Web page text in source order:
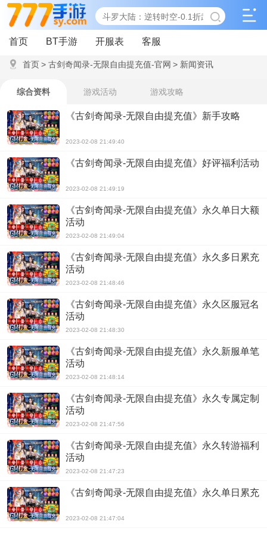
首页 BT手游 开服表 客服
首页> 古剑奇闻录-无限自由提充值-官网 > 新闻资讯
综合资料 游戏活动 游戏攻略
《古剑奇闻录-无限自由提充值》新手攻略
2023-02-08 21:49:40
《古剑奇闻录-无限自由提充值》好评福利活动
2023-02-08 21:49:19
《古剑奇闻录-无限自由提充值》永久单日大额
活动
2023-02-08 21:49:04
《古剑奇闻录-无限自由提充值》永久多日累充
活动
2023-02-08 21:48:46
《古剑奇闻录-无限自由提充值》永久区服冠名
活动
2023-02-08 21:48:30
《古剑奇闻录-无限自由提充值》永久新服单笔
活动
2023-02-08 21:48:14
《古剑奇闻录-无限自由提充值》永久专属定制
活动
2023-02-08 21:47:56
《古剑奇闻录-无限自由提充值》永久转游福利
活动
2023-02-08 21:47:23
《古剑奇闻录-无限自由提充值》永久单日累充
2023-02-08 21:47:04